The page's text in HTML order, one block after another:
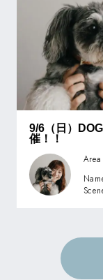
9/6（日）
催！！
Area